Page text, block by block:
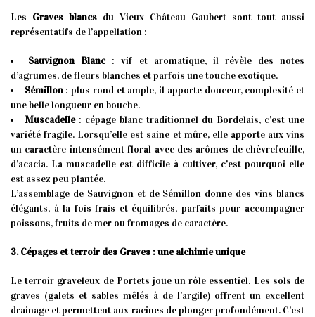
Les Graves blancs du Vieux Château Gaubert sont tout aussi
représentatifs de l’appellation :
Sauvignon Blanc: vif et aromatique, il révèle des notes
d’agrumes, de fleurs blanches et parfois une touche exotique.
Sémillon: plus rond et ample, il apporte douceur, complexité et
une belle longueur en bouche.
Muscadelle : cépage blanc traditionnel du Bordelais, c'est une
variété fragile. Lorsqu’elle est saine et mûre, elle apporte aux vins
un caractère intensément floral avec des arômes de chèvrefeuille,
d’acacia. La muscadelle est difficile à cultiver, c'est pourquoi elle
est assez peu plantée.
L’assemblage de Sauvignon et de Sémillon donne des vins blancs
élégants, à la fois frais et équilibrés, parfaits pour accompagner
poissons, fruits de mer ou fromages de caractère.
3. Cépages et terroir des Graves : une alchimie unique
Le terroir graveleux de Portets joue un rôle essentiel. Les sols de
graves (galets et sables mêlés à de l’argile) offrent un excellent
drainage et permettent aux racines de plonger profondément. C’est